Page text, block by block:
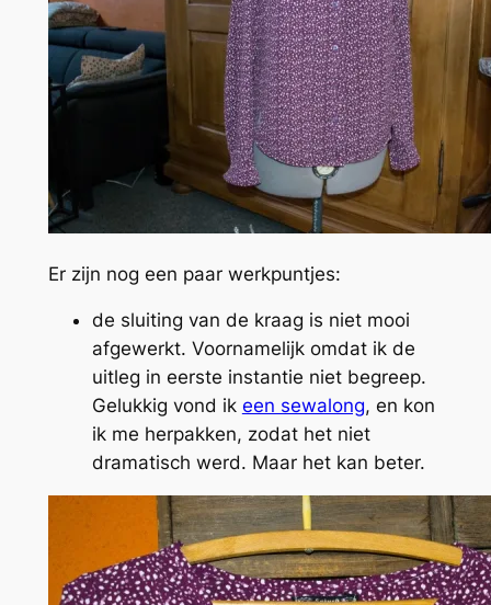
Er zijn nog een paar werkpuntjes:
de sluiting van de kraag is niet mooi
afgewerkt. Voornamelijk omdat ik de
uitleg in eerste instantie niet begreep.
Gelukkig vond ik een sewalong, en kon
ik me herpakken, zodat het niet
dramatisch werd. Maar het kan beter.